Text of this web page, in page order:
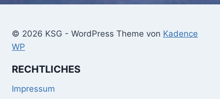
© 2026 KSG - WordPress Theme von Kadence
WP
RECHTLICHES
Impressum